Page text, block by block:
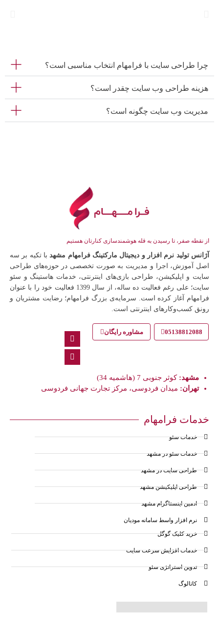
چرا طراحی سایت با فرامهام انتخاب مناسبی است؟
هزینه طراحی وب سایت چقدر است؟
مدیریت وب سایت چگونه است؟
از نقطه صفر، تا رسیدن به قله هوشمندسازی کنارتان هستیم
آژانس تولید نرم افزار و دیجیتال مارکتینگ فرامهام مشهد با تکیه بر سه
اصل آموزش، اجرا و مدیریت به صورت تخصصی در حوزه‌های طراحی
سایت و اپلیکیشن، طراحی بازی‌های اینترنتی، خدمات هاستینگ و سئو
سایت؛ علی رغم فعالیت ده ساله، از سال 1399 فعالیت خود را با عنوان
فرامهام آغاز کرده است. سرمایه‌ی بزرگ فرامهام؛ رضایت مشتریان و
رونق کسب‌وکارهای اینترنتی است.
05138812088 مشاوره رایگان
مشهد: کوثر جنوبی 7 (هاشمیه 34)
تهران: میدان فردوسی، مرکز تجارت جهانی فردوسی
خدمات فرامهام
خدمات سئو
خدمات سئو در مشهد
طراحی سایت در مشهد
طراحی اپلیکیشن مشهد
ادمین اینستاگرام مشهد
نرم افزار واسط سامانه مودیان
خرید کلیک گوگل
خدمات افزایش سرعت سایت
تدوین استراتژی سئو
کاتالوگ